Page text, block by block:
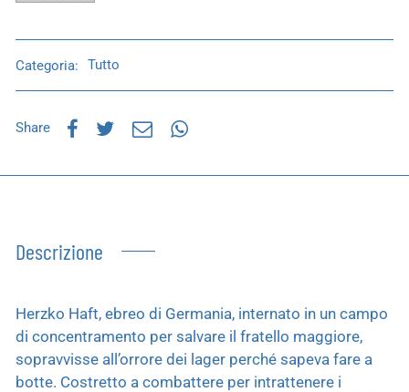
Categoria: Tutto
Share
Descrizione
Herzko Haft, ebreo di Germania, internato in un campo
di concentramento per salvare il fratello maggiore,
sopravvisse all’orrore dei lager perché sapeva fare a
botte. Costretto a combattere per intrattenere i